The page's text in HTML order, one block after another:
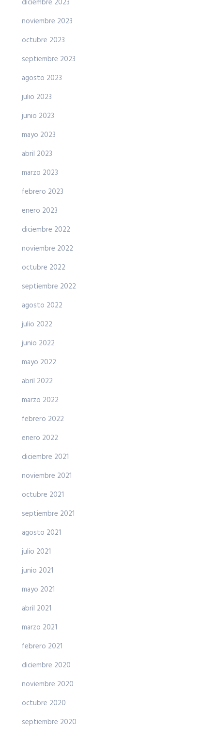
diciembre 2023
noviembre 2023
octubre 2023
septiembre 2023
agosto 2023
julio 2023
junio 2023
mayo 2023
abril 2023
marzo 2023
febrero 2023
enero 2023
diciembre 2022
noviembre 2022
octubre 2022
septiembre 2022
agosto 2022
julio 2022
junio 2022
mayo 2022
abril 2022
marzo 2022
febrero 2022
enero 2022
diciembre 2021
noviembre 2021
octubre 2021
septiembre 2021
agosto 2021
julio 2021
junio 2021
mayo 2021
abril 2021
marzo 2021
febrero 2021
diciembre 2020
noviembre 2020
octubre 2020
septiembre 2020